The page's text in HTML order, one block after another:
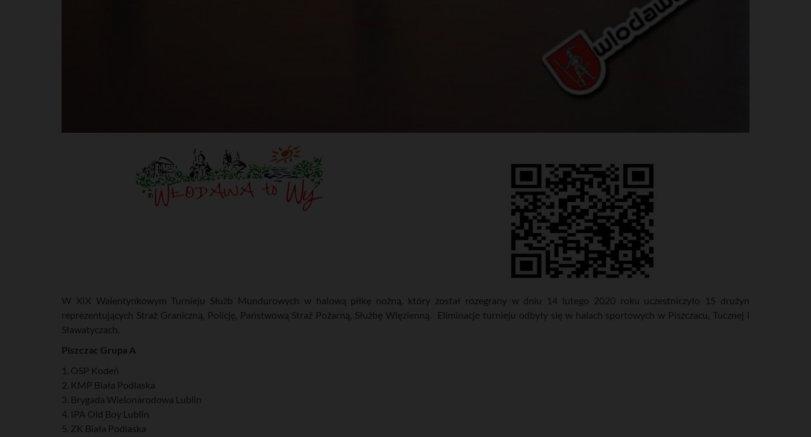
W XIX Walentynkowym Turnieju Służb Mundurowych w halową piłkę nożną, który został rozegrany w dniu 14 lutego 2020 roku uczestniczyło 15 drużyn
reprezentujących Straż Graniczną, Policję, Państwową Straż Pożarną, Służbę Więzienną. Eliminacje turnieju odbyły się w halach sportowych w Piszczacu, Tucznej i
Sławatyczach.
Piszczac Grupa A
1. OSP Kodeń
2. KMP Biała Podlaska
3. Brygada Wielonarodowa Lublin
4. IPA Old Boy Lublin
5. ZK Biała Podlaska